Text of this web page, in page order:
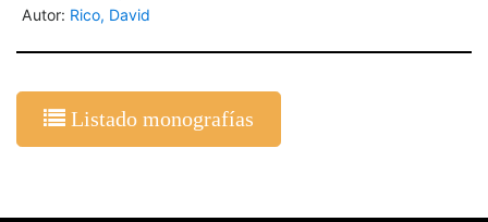
Autor: Rico, David
Listado monografías